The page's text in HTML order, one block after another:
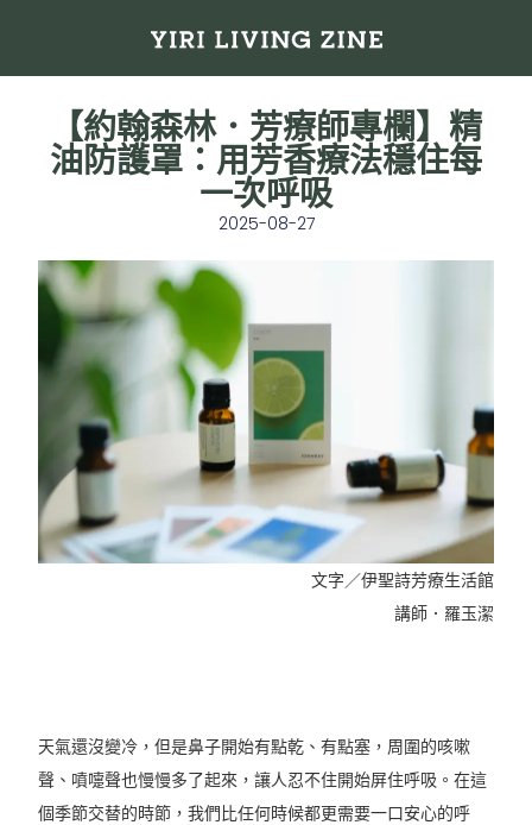
【約翰森林．芳療師專欄】精
油防護罩：用芳香療法穩住每
一次呼吸
2025-08-27
文字／伊聖詩芳療生活館
講師．羅玉潔
天氣還沒變冷，但是鼻子開始有點乾、有點塞，周圍的咳嗽
聲、噴嚏聲也慢慢多了起來，讓人忍不住開始屏住呼吸。在這
個季節交替的時節，我們比任何時候都更需要一口安心的呼